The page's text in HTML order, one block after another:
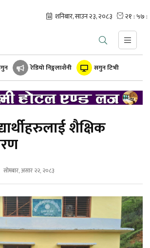
रेडियो निङ्गलाशैनी सगुन टिभी
शैक्षिक
सोमबार, असार २२, २०८३